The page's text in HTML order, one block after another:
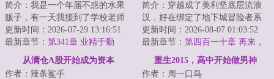
简介：我是一个年届不惑的水果
贩子，有一天我接到了学校老师
的电话，说我那成绩一直平平无
奇的儿子刘振华...
更新时间：2026-07-29 13:16:51
最新章节： 第341章 业精于勤
简介：穿越成了美利坚底层流浪
汉，好在绑定了地下城冒险者系
统。你发现了退役恶魔骑士的尸
体，拾取【MAA...
更新时间：2026-08-07 01:03:52
最新章节： 第四百一十章 再来，
都来！（求月票）
从满仓A股开始成为资本
作者：辣条鲨手
重生2015，高中开始做男神
作者：周一口鸟